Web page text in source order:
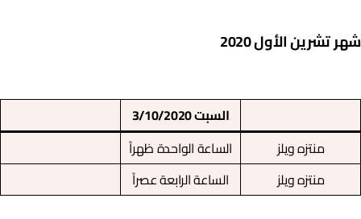
تشرين الأول 2020
السبت 3/10/2020
منتزه ويلز
الساعة الواحدة ظهراً
منتزه ويلز
الساعة الرابعة عصراً